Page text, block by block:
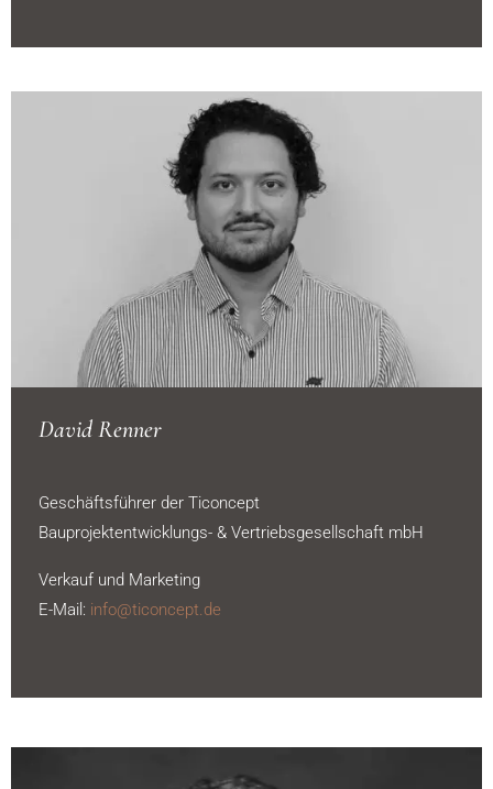
David Renner
Geschäftsführer der Ticoncept
Bauprojektentwicklungs- & Vertriebsgesellschaft mbH
Verkauf und Marketing
E-Mail: info@ticoncept.de